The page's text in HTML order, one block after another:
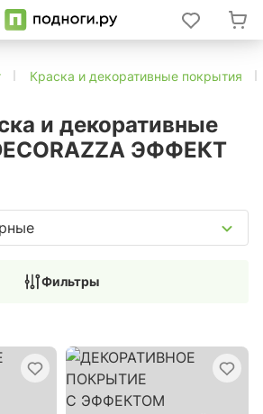
Краска и декоративные покрытия
и декоративные
ЭФФЕКТ
Фильтры